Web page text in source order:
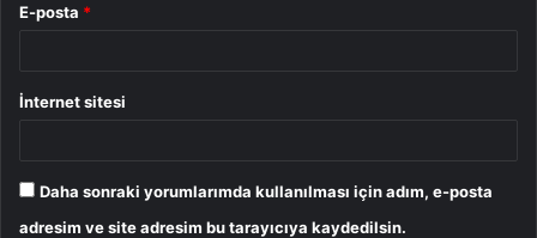
E-posta *
İnternet sitesi
Daha sonraki yorumlarımda kullanılması için adım, e-posta
adresim ve site adresim bu tarayıcıya kaydedilsin.